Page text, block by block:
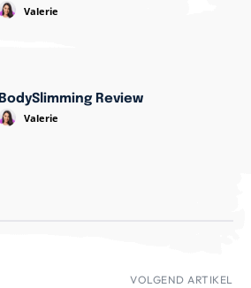
Valerie
BodySlimming Review
Valerie
VOLGEND ARTIKEL